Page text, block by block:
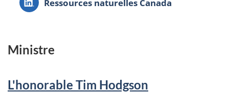
Ministre
L'honorable Tim Hodgson